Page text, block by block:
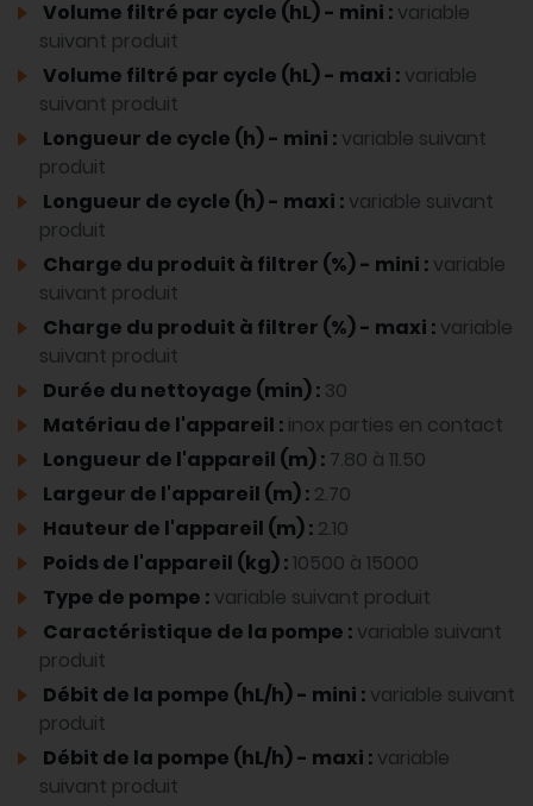
Volume filtré par cycle (hL) - mini : variable
suivant produit
Volume filtré par cycle (hL) - maxi : variable
suivant produit
Longueur de cycle (h) - mini : variable suivant
produit
Longueur de cycle (h) - maxi : variable suivant
produit
Charge du produit à filtrer (%) - mini : variable
suivant produit
Charge du produit à filtrer (%) - maxi : variable
suivant produit
Durée du nettoyage (min) : 30
Matériau de l'appareil : inox parties en contact
Longueur de l'appareil (m) : 7.80 à 11.50
Largeur de l'appareil (m) : 2.70
Hauteur de l'appareil (m) : 2.10
Poids de l'appareil (kg) :10500 à 15000
Type de pompe : variable suivant produit
Caractéristique de la pompe : variable suivant
produit
Débit de la pompe (hL/h) - mini : variable suivant
produit
Débit de la pompe (hL/h) - maxi : variable
suivant produit